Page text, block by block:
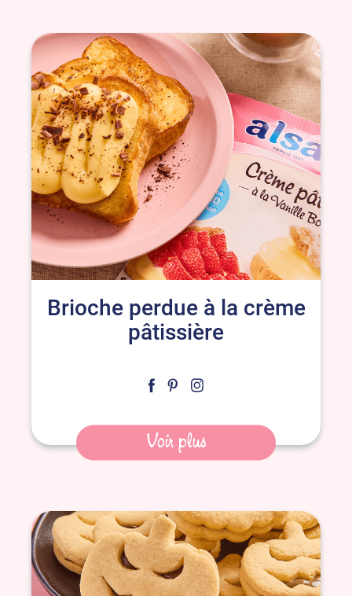
Brioche perdue à la crème
pâtissière
Voir plus